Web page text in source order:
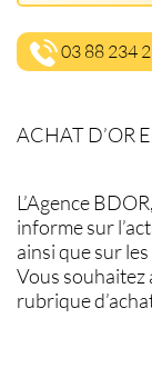
03 88 234
ACHAT D’OR
L’Agence
informe sur
ainsi que sur
Vous souhaitez
rubrique